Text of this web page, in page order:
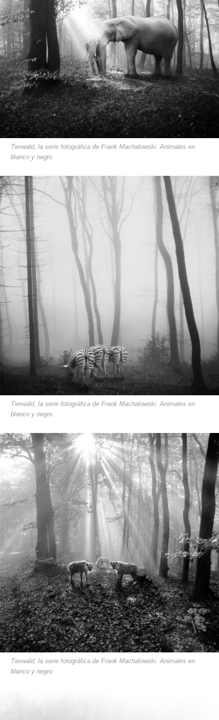
Tierwald, la serie fotográfica de Frank Machalowski. Animales en
blanco y negro
Tierwald, la serie fotográfica de Frank Machalowski. Animales en
blanco y negro
Tierwald, la serie fotográfica de Frank Machalowski. Animales en
blanco y negro